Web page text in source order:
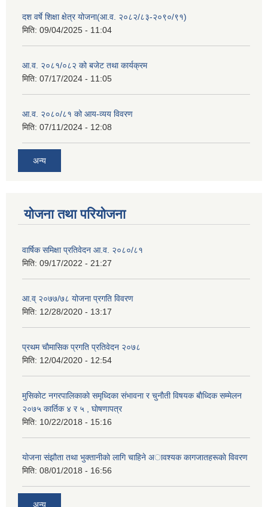
दश वर्षे शिक्षा क्षेत्र योजना(आ.व. २०८२/८३-२०९०/९१)
मिति: 09/04/2025 - 11:04
आ.व. २०८१/०८२ को बजेट तथा कार्यक्रम
मिति: 07/17/2024 - 11:05
आ.व. २०८०/८१ को आय-व्यय विवरण
मिति: 07/11/2024 - 12:08
अन्य
योजना तथा परियोजना
वार्षिक समिक्षा प्रतिवेदन आ.व. २०८०/८१
मिति: 09/17/2022 - 21:27
आ.व् २०७७/७८ योजना प्रगति विवरण
मिति: 12/28/2020 - 13:17
प्रथम चाैमासिक प्रगति प्रतिवेदन २०७८
मिति: 12/04/2020 - 12:54
मुसिकाेट नगरपालिकाकाे समृध्दिका संभावना र चुनाैती विषयक बाैध्दिक सम्मेलन
२०७५ कार्तिक ४ र ५ , घाेषणापत्र
मिति: 10/22/2018 - 15:16
याेजना संझाैता तथा भुक्तानीकाे लागि चाहिने अावश्यक कागजातहरूकाे विवरण
मिति: 08/01/2018 - 16:56
अन्य